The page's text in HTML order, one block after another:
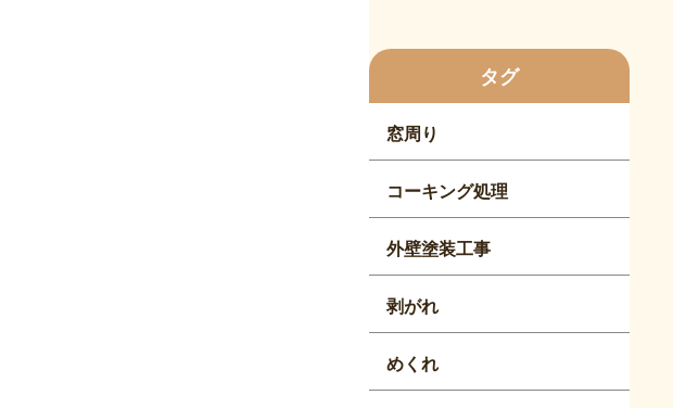
タグ
窓周り
コーキング処理
外壁塗装工事
剥がれ
めくれ